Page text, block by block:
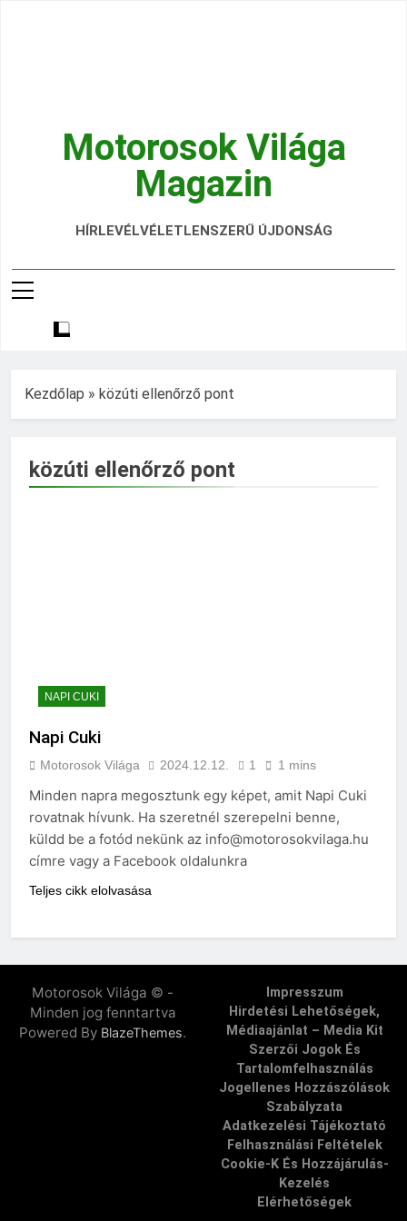
Motorosok Világa
Magazin
Hírek, Tesztek, Élmények Egy Helyen!
HÍRLEVÉLVÉLETLENSZERŰ ÚJDONSÁG
Kezdőlap » közúti ellenőrző pont
közúti ellenőrző pont
NAPI CUKI
Napi Cuki
Motorosok Világa 2024.12.12. 1 1 mins
Minden napra megosztunk egy képet, amit Napi Cuki
rovatnak hívunk. Ha szeretnél szerepelni benne,
küldd be a fotód nekünk az info@motorosokvilaga.hu
címre vagy a Facebook oldalunkra
Teljes cikk elolvasása
Motorosok Világa © -
Minden jog fenntartva
Powered By BlazeThemes.
Impresszum
Hirdetési Lehetőségek,
Médiaajánlat – Media Kit
Szerzői Jogok És
Tartalomfelhasználás
Jogellenes Hozzászólások
Szabályzata
Adatkezelési Tájékoztató
Felhasználási Feltételek
Cookie-K És Hozzájárulás-
Kezelés
Elérhetőségek